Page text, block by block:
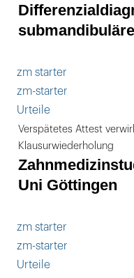
zm starter
zm-starter
Urteile
Verspätetes Attest
Klausurwiederholung
Uni Göttingen
zm starter
zm-starter
Urteile